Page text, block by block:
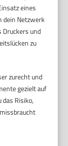
eines
dein Netzwerk
Druckers und
zu
zurecht und
gezielt auf
Risiko,